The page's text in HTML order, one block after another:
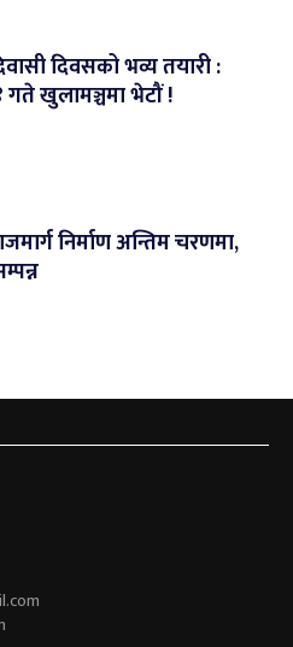
दिवसको भव्य तयारी :
खुलामञ्चमा भेटौं !
निर्माण अन्तिम चरणमा,